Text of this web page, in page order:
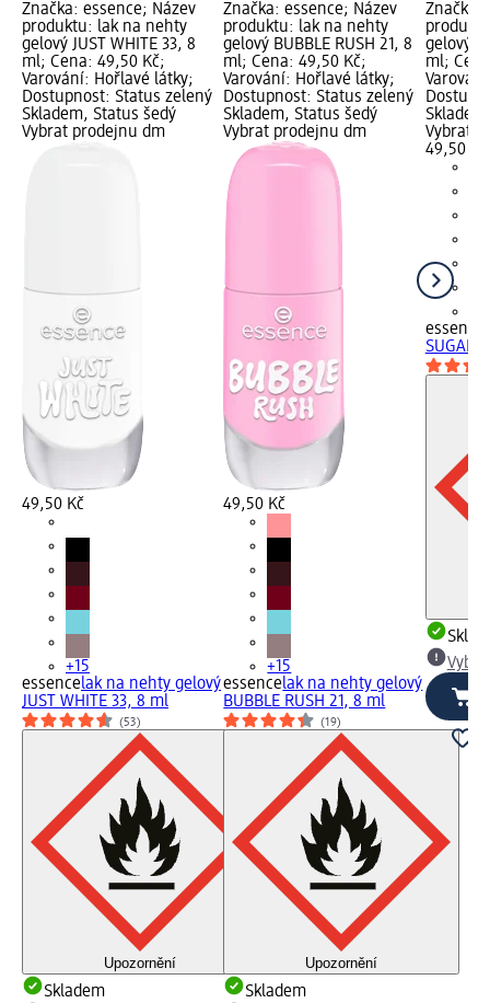
Značka: essence; Název
produktu: lak na nehty
gelový JUST WHITE 33, 8
ml; Cena: 49,50 Kč;
Varování: Hořlavé látky;
Dostupnost: Status zelený
Skladem, Status šedý
Vybrat prodejnu dm
49,50 Kč
+15
essencelak na nehty gelový
JUST WHITE 33, 8 ml
(53)
Upozornění
Skladem
Značka: essence; Název
produktu: lak na nehty
gelový BUBBLE RUSH 21, 8
ml; Cena: 49,50 Kč;
Varování: Hořlavé látky;
Dostupnost: Status zelený
Skladem, Status šedý
Vybrat prodejnu dm
49,50 Kč
+15
essencelak na nehty gelový
BUBBLE RUSH 21, 8 ml
(19)
Upozornění
Skladem
Značka:
gelový
ml;
Vybrat
49,50 Kč
essence
SUGAR